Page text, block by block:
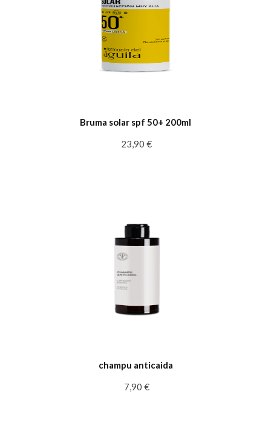
Bruma solar spf 50+ 200ml
23,90 €
champu anticaida
7,90 €